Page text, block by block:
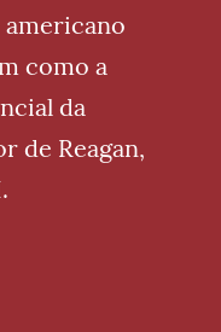
como a
da
de Reagan,